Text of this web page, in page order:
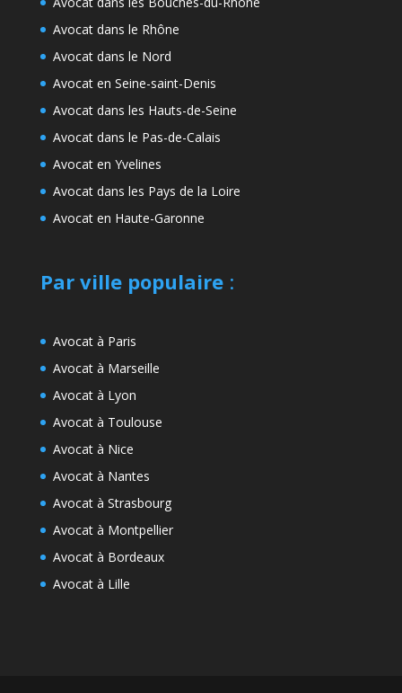
Avocat dans le Rhône
Avocat dans le Nord
Avocat en Seine-saint-Denis
Avocat dans les Hauts-de-Seine
Avocat dans le Pas-de-Calais
Avocat en Yvelines
Avocat dans les Pays de la Loire
Avocat en Haute-Garonne
Par ville populaire:
Avocat à Paris
Avocat à Marseille
Avocat à Lyon
Avocat à Toulouse
Avocat à Nice
Avocat à Nantes
Avocat à Strasbourg
Avocat à Montpellier
Avocat à Bordeaux
Avocat à Lille